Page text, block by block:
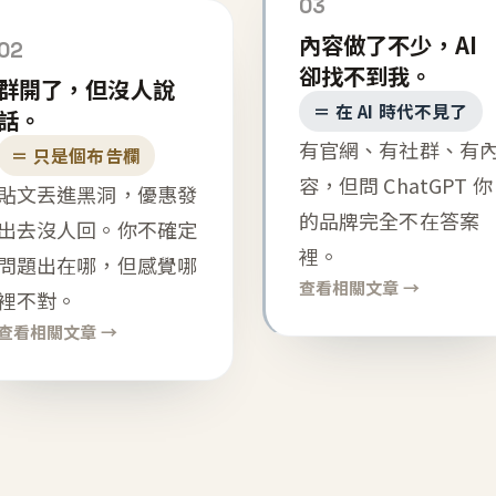
開了，但沒人說
。
＝ 只是個布告欄
文丟進黑洞，優惠發
去沒人回。你不確定
題出在哪，但感覺哪
不對。
看相關文章 →
03
內容做了不少，AI
卻找不到我。
＝ 在 AI 時代不見了
有官網、有社群、有
容，但問 ChatGPT 你
的品牌完全不在答案
裡。
查看相關文章 →